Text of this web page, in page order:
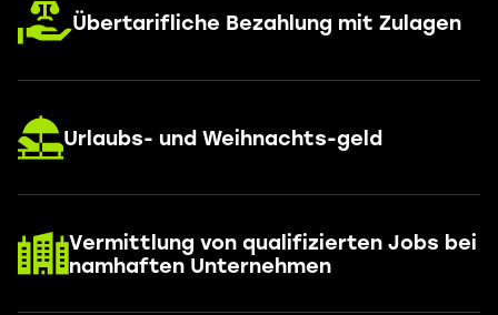
Übertarifliche Bezahlung mit Zulagen
Urlaubs- und Weihnachts-geld
Vermittlung von qualifizierten Jobs bei
namhaften Unternehmen